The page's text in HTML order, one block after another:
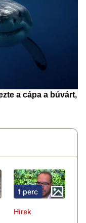
1 perc
Hírek